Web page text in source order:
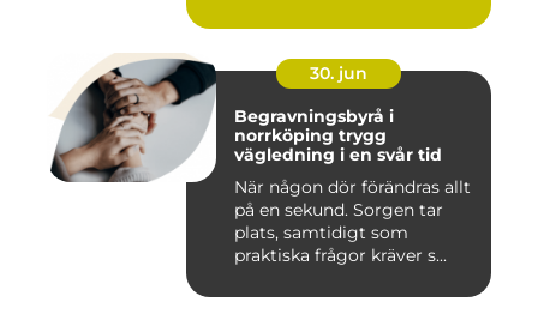
30. jun
Begravningsbyrå i
norrköping trygg
vägledning i en svår tid
När någon dör förändras allt
på en sekund. Sorgen tar
plats, samtidigt som
praktiska frågor kräver s...